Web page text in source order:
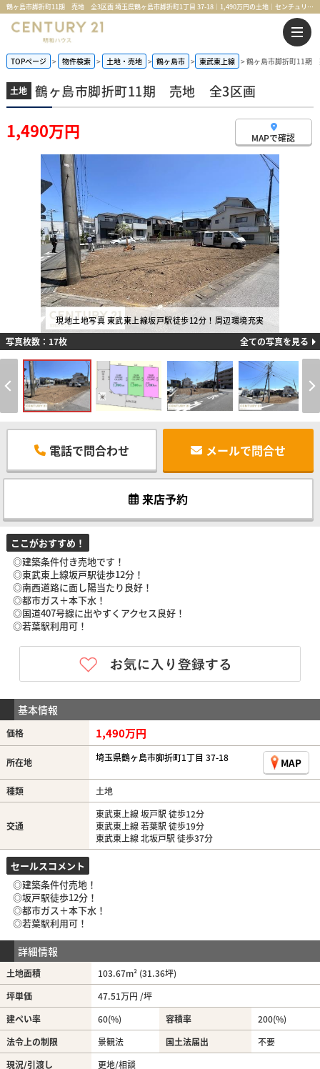
鶴ヶ島市脚折町11期 売地 全3区画 埼玉県鶴ヶ島市脚折町1丁目 37-18｜1,490万円の土地｜センチュリー21明和ハウス
TOPページ 物件検索 土地・売地 鶴ヶ島市 東武東上線 鶴ヶ島市脚折町11
土地 鶴ヶ島市脚折町11期 売地 全3区画
1,490万円 MAPで確認
現地土地写真 東武東上線坂戸駅徒歩12分！周辺環境充実
写真枚数：17枚 全ての写真を見る
電話で問合わせ メールで問合せ
来店予約
ここがおすすめ！
◎建築条件付き売地です！
◎東武東上線坂戸駅徒歩12分！
◎南西道路に面し陽当たり良好！
◎都市ガス＋本下水！
◎国道407号線に出やすくアクセス良好！
◎若葉駅利用可！
基本情報
価格 1,490万円
所在地 埼玉県鶴ヶ島市脚折町1丁目 37-18 MAP
種類 土地
交通
東武東上線 坂戸駅 徒歩12分
東武東上線 若葉駅 徒歩19分
東武東上線 北坂戸駅 徒歩37分
セールスコメント
◎建築条件付売地！
◎坂戸駅徒歩12分！
◎都市ガス＋本下水！
◎若葉駅利用可！
詳細情報
土地面積
103.67m² (31.36坪)
坪単価
47.51万円 /坪
建ぺい率
60(%) 容積率
200(%)
法令上の制限
景観法 国土法届出
不要
現況/引渡し
更地/相談